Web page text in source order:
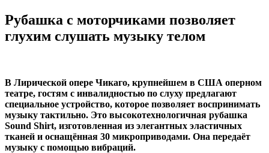
Рубашка с моторчиками позволяет
глухим слушать музыку телом
В Лирической опере Чикаго, крупнейшем в США оперном
театре, гостям с инвалидностью по слуху предлагают
специальное устройство, которое позволяет воспринимать
музыку тактильно. Это высокотехнологичная рубашка
Sound Shirt, изготовленная из элегантных эластичных
тканей и оснащённая 30 микроприводами. Она передаёт
музыку с помощью вибраций.